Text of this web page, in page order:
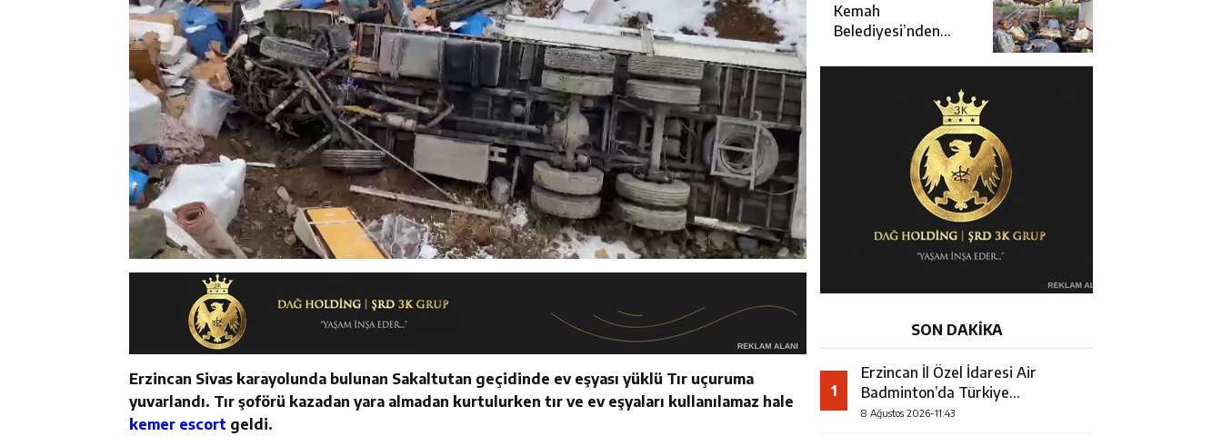
Erzincan Sivas karayolunda bulunan Sakaltutan geçidinde ev eşyası yüklü Tır uçuruma
yuvarlandı. Tır şoförü kazadan yara almadan kurtulurken tır ve ev eşyaları kullanılamaz hale
kemer escort geldi.
Kemah
Belediyesi’nden
Mahallesi’nde
SON DAKİKA
1
Erzincan İl Özel İdaresi Air
Badminton’da Türkiye
Şampiyonu Oldu
8 Ağustos 2026-11:43